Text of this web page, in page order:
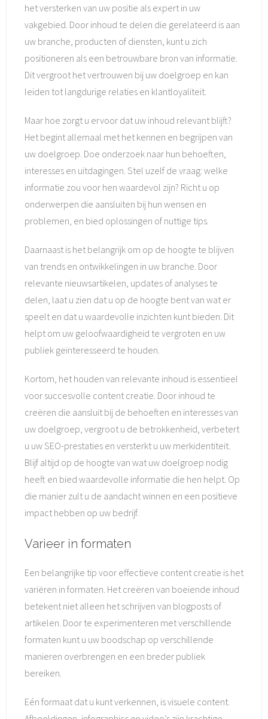
het versterken van uw positie als expert in uw
vakgebied. Door inhoud te delen die gerelateerd is aan
uw branche, producten of diensten, kunt u zich
positioneren als een betrouwbare bron van informatie.
Dit vergroot het vertrouwen bij uw doelgroep en kan
leiden tot langdurige relaties en klantloyaliteit.
Maar hoe zorgt u ervoor dat uw inhoud relevant blijft?
Het begint allemaal met het kennen en begrijpen van
uw doelgroep. Doe onderzoek naar hun behoeften,
interesses en uitdagingen. Stel uzelf de vraag: welke
informatie zou voor hen waardevol zijn? Richt u op
onderwerpen die aansluiten bij hun wensen en
problemen, en bied oplossingen of nuttige tips.
Daarnaast is het belangrijk om op de hoogte te blijven
van trends en ontwikkelingen in uw branche. Door
relevante nieuwsartikelen, updates of analyses te
delen, laat u zien dat u op de hoogte bent van wat er
speelt en dat u waardevolle inzichten kunt bieden. Dit
helpt om uw geloofwaardigheid te vergroten en uw
publiek geïnteresseerd te houden.
Kortom, het houden van relevante inhoud is essentieel
voor succesvolle content creatie. Door inhoud te
creëren die aansluit bij de behoeften en interesses van
uw doelgroep, vergroot u de betrokkenheid, verbetert
u uw SEO-prestaties en versterkt u uw merkidentiteit.
Blijf altijd op de hoogte van wat uw doelgroep nodig
heeft en bied waardevolle informatie die hen helpt. Op
die manier zult u de aandacht winnen en een positieve
impact hebben op uw bedrijf.
Varieer in formaten
Een belangrijke tip voor effectieve content creatie is het
variëren in formaten. Het creëren van boeiende inhoud
betekent niet alleen het schrijven van blogposts of
artikelen. Door te experimenteren met verschillende
formaten kunt u uw boodschap op verschillende
manieren overbrengen en een breder publiek
bereiken.
Eén formaat dat u kunt verkennen, is visuele content.